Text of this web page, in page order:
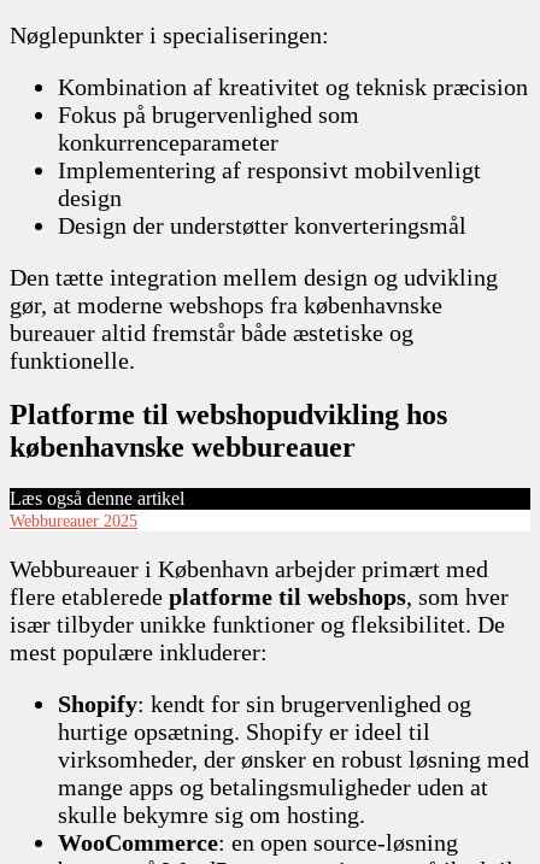
Nøglepunkter i specialiseringen:
Kombination af kreativitet og teknisk præcision
Fokus på brugervenlighed som
konkurrenceparameter
Implementering af responsivt mobilvenligt
design
Design der understøtter konverteringsmål
Den tætte integration mellem design og udvikling
gør, at moderne webshops fra københavnske
bureauer altid fremstår både æstetiske og
funktionelle.
Platforme til webshopudvikling hos
københavnske webbureauer
Læs også denne artikel
Webbureauer 2025
Webbureauer i København arbejder primært med
flere etablerede platforme til webshops, som hver
især tilbyder unikke funktioner og fleksibilitet. De
mest populære inkluderer:
Shopify: kendt for sin brugervenlighed og
hurtige opsætning. Shopify er ideel til
virksomheder, der ønsker en robust løsning med
mange apps og betalingsmuligheder uden at
skulle bekymre sig om hosting.
WooCommerce: en open source-løsning